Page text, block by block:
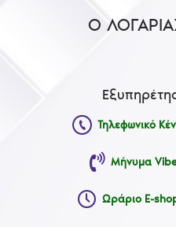
Ο
Τηλεφωνικό
Μήνυμα
Ωράριο E-